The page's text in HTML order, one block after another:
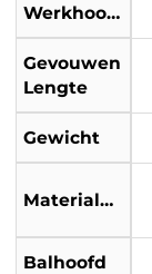
Werkhoogte
Gevouwen
Lengte
Gewicht
Materialen
Balhoofd